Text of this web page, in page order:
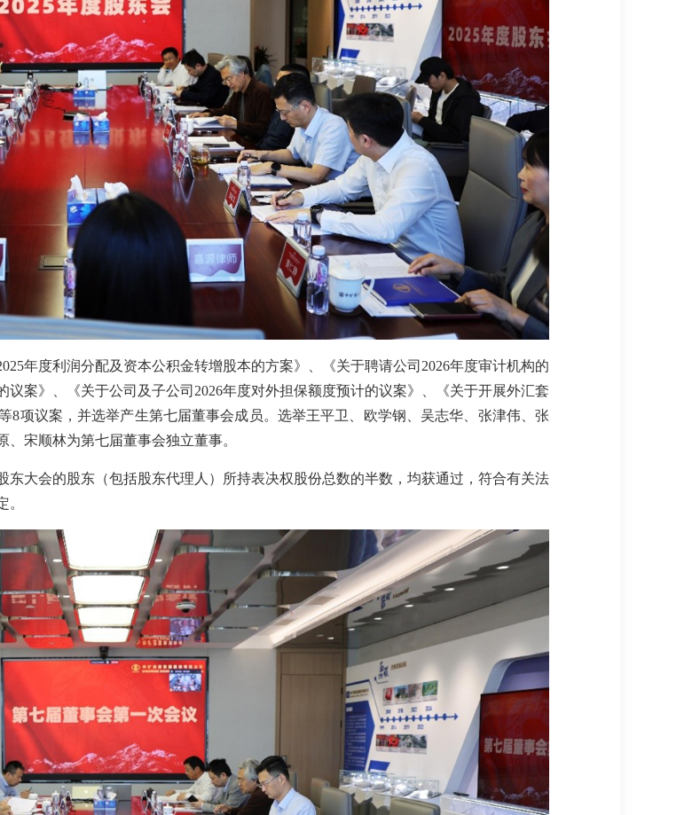
年度利润分配及资本公积金转增股本的方案》、《关于聘请公司2026年度审计机构的
案》、《关于公司及子公司2026年度对外担保额度预计的议案》、《关于开展外汇套
8项议案，并选举产生第七届董事会成员。选举王平卫、欧学钢、吴志华、张津伟、张
宋顺林为第七届董事会独立董事。
大会的股东（包括股东代理人）所持表决权股份总数的半数，均获通过，符合有关法
。